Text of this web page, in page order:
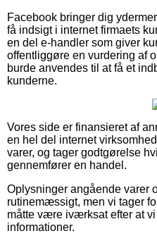
Facebook bringer dig
få indsigt i internet firmaets
en del e-handler som giver
offentliggøre en vurdering af
burde anvendes til at få et
kunderne.
Vores side er finansieret af
en hel del internet
varer, og tager godtgørelse
gennemfører en handel.
Oplysninger angående varer
rutinemæssigt, men vi tager
måtte være iværksat efter at
informationer.